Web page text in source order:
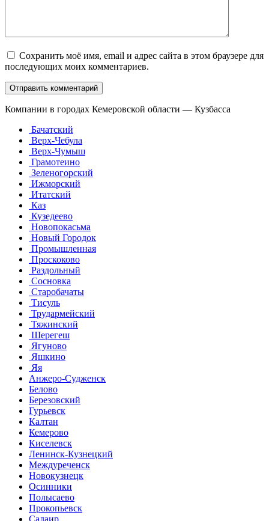
Сохранить моё имя, email и адрес сайта в этом браузере для
последующих моих комментариев.
Компании в городах Кемеровской области — Кузбасса
Бачатский
Верх-Чебула
Верх-Чумыш
Грамотеино
Зеленогорский
Ижморский
Итатский
Каз
Кузедеево
Новопокасьма
Новый Городок
Промышленная
Проскоково
Раздольный
Сосновка
Старобачаты
Тисуль
Трудармейский
Тяжинский
Шерегеш
Ягуново
Яшкино
Яя
Анжеро-Судженск
Белово
Березовский
Гурьевск
Калтан
Кемерово
Киселевск
Ленинск-Кузнецкий
Междуреченск
Новокузнецк
Осинники
Полысаево
Прокопьевск
Салаир